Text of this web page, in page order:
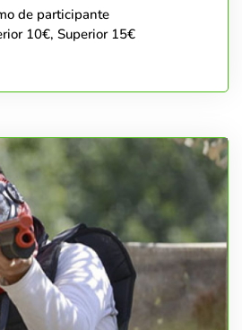
de participante
10€, Superior 15€